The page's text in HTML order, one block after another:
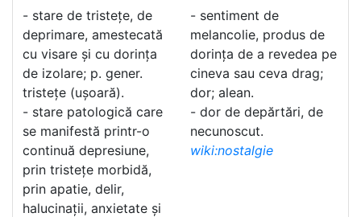
- stare de tristețe, de
deprimare, amestecată
cu visare și cu dorința
de izolare; p. gener.
tristețe (ușoară).
- stare patologică care
se manifestă printr-o
continuă depresiune,
prin tristețe morbidă,
prin apatie, delir,
halucinații, anxietate și
- sentiment de
melancolie, produs de
dorința de a revedea pe
cineva sau ceva drag;
dor; alean.
- dor de depărtări, de
necunoscut.
wiki:nostalgie